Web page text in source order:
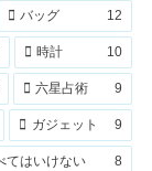
バッグ 12
時計 10
六星占術 9
ガジェット 9
てはいけない 8